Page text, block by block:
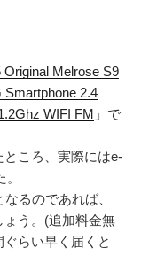
Original Melrose S9
Smartphone 2.4
WIFI FM 」で
ころ、実際にはe-
るのであれば、
う。(追加料金無
らい早く届くと